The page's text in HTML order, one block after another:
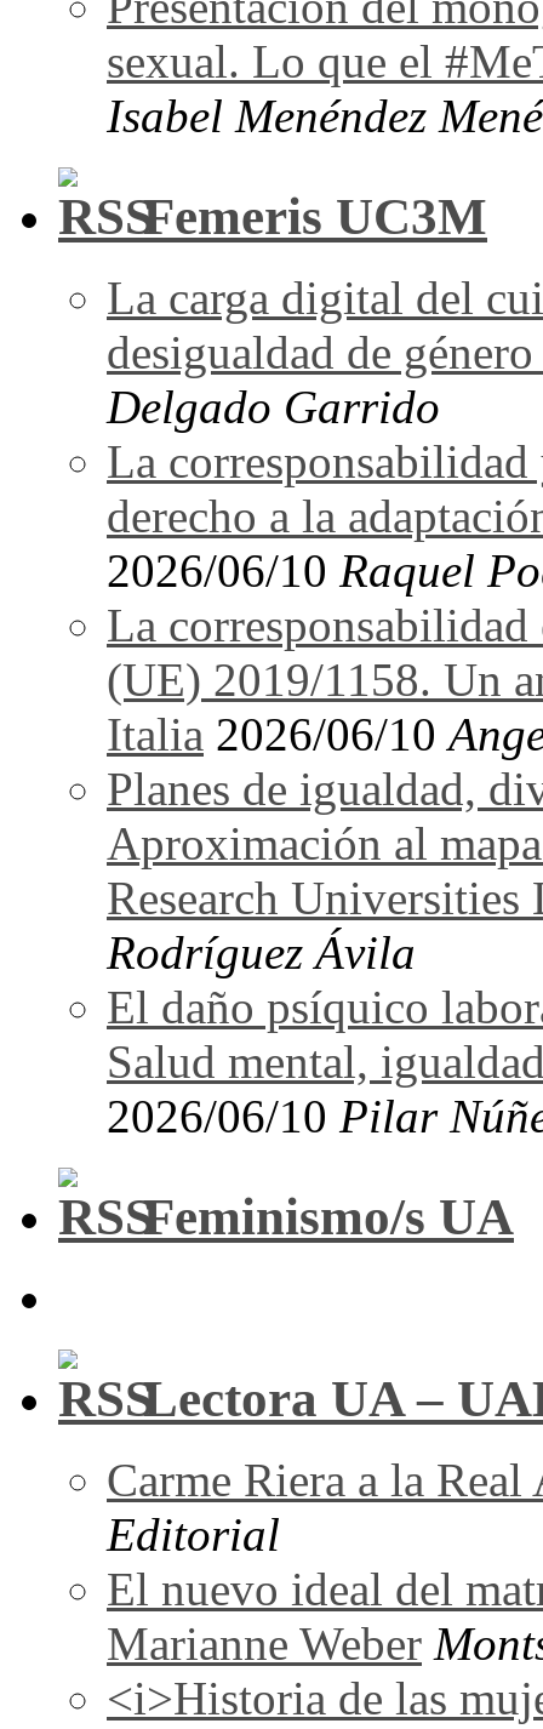
sexual. Lo que el
Isabel Menéndez
Femeris UC3M
La carga digital del
desigualdad de
Delgado Garrido
La
derecho a la
2026/06/10 Raquel
La
(UE) 2019/1158. Un
Italia 2026/06/10
Planes de igualdad,
Aproximación al
Research Universities
Rodríguez Ávila
El daño psíquico
Salud mental,
2026/06/10 Pilar
Feminismo/s UA
Lectora UA –
Carme Riera a la Real
Editorial
El nuevo ideal del
Marianne Weber
<i>Historia de las